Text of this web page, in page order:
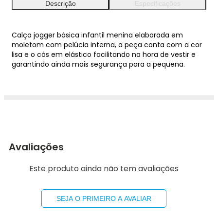
Descrição Especificações
Calça jogger básica infantil menina elaborada em
moletom com pelúcia interna, a peça conta com a cor
lisa e o cós em elástico facilitando na hora de vestir e
garantindo ainda mais segurança para a pequena.
Avaliações
Este produto ainda não tem avaliações
SEJA O PRIMEIRO A AVALIAR